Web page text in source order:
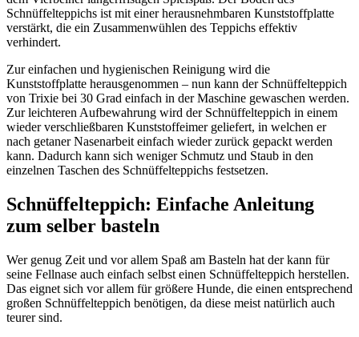
Schnüffelteppichs ist mit einer herausnehmbaren Kunststoffplatte
verstärkt, die ein Zusammenwühlen des Teppichs effektiv
verhindert.
Zur einfachen und hygienischen Reinigung wird die
Kunststoffplatte herausgenommen – nun kann der Schnüffelteppich
von Trixie bei 30 Grad einfach in der Maschine gewaschen werden.
Zur leichteren Aufbewahrung wird der Schnüffelteppich in einem
wieder verschließbaren Kunststoffeimer geliefert, in welchen er
nach getaner Nasenarbeit einfach wieder zurück gepackt werden
kann. Dadurch kann sich weniger Schmutz und Staub in den
einzelnen Taschen des Schnüffelteppichs festsetzen.
Schnüffelteppich: Einfache Anleitung
zum selber basteln
Wer genug Zeit und vor allem Spaß am Basteln hat der kann für
seine Fellnase auch einfach selbst einen Schnüffelteppich herstellen.
Das eignet sich vor allem für größere Hunde, die einen entsprechend
großen Schnüffelteppich benötigen, da diese meist natürlich auch
teurer sind.